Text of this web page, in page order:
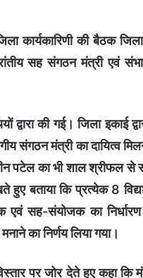
कार्यकारिणी की बैठक
सह संगठन मंत्री एवं
द्वारा की गई। जिला इकाई
संगठन मंत्री का दायित्व
पटेल का भी शाल श्रीफल से
बताया कि प्रत्येक 8
एवं सह-संयोजक का
का निर्णय लिया गया।
पर जोर देते हुए कहा